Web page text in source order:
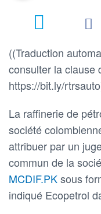
((Traduction
consulter la clause
https://bit.ly/
La raffinerie de
société
attribuer par un
commun de la
MCDIF.PKsous
indiqué Ecopetrol